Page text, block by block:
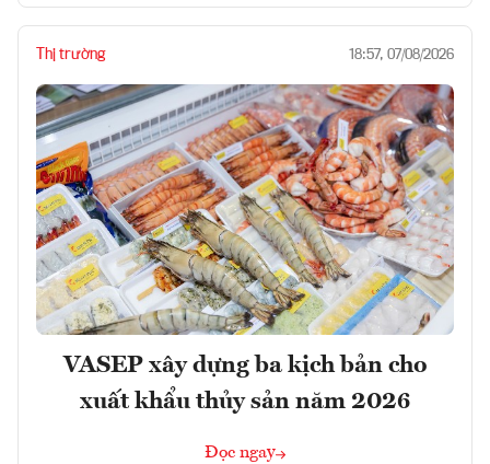
Thị trường 18:57, 07/08/2026
VASEP xây dựng ba kịch bản cho
xuất khẩu thủy sản năm 2026
Đọc ngay